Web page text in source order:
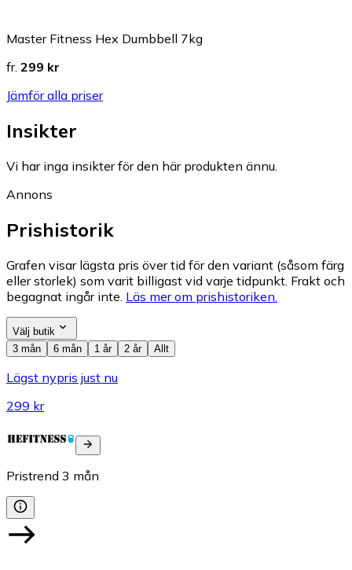
Master Fitness Hex Dumbbell 7kg
fr. 299 kr
Jämför alla priser
Insikter
Vi har inga insikter för den här produkten ännu.
Annons
Prishistorik
Grafen visar lägsta pris över tid för den variant (såsom färg
eller storlek) som varit billigast vid varje tidpunkt. Frakt och
begagnat ingår inte. Läs mer om prishistoriken.
Välj butik
3 mån
6 mån 1 år 2 år Allt
Lägst nypris just nu
299 kr
Pristrend 3 mån